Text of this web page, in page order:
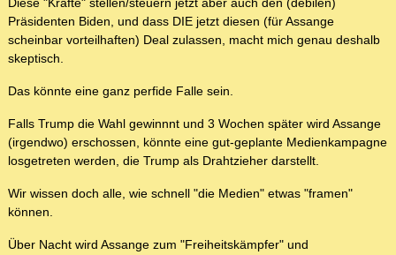
Diese "Kräfte" stellen/steuern jetzt aber auch den (debilen)
Präsidenten Biden, und dass DIE jetzt diesen (für Assange
scheinbar vorteilhaften) Deal zulassen, macht mich genau deshalb
skeptisch.
Das könnte eine ganz perfide Falle sein.
Falls Trump die Wahl gewinnnt und 3 Wochen später wird Assange
(irgendwo) erschossen, könnte eine gut-geplante Medienkampagne
losgetreten werden, die Trump als Drahtzieher darstellt.
Wir wissen doch alle, wie schnell "die Medien" etwas "framen"
können.
Über Nacht wird Assange zum "Freiheitskämpfer" und